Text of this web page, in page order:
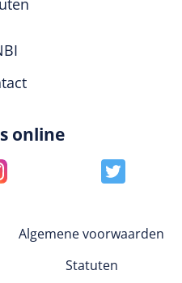
online
Algemene voorwaarden
Statuten